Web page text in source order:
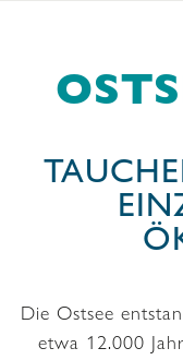
Die Ostsee
etwa 12.000